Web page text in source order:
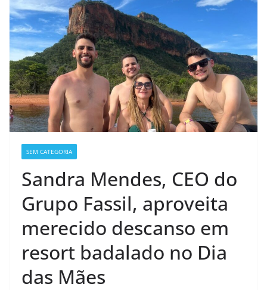
SEM CATEGORIA
Sandra Mendes, CEO do
Grupo Fassil, aproveita
merecido descanso em
resort badalado no Dia
das Mães